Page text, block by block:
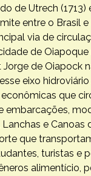
de Utrech (1713)
entre o Brasil e
via de
de
de Oiapock
eixo
que
embarcações,
e Canoas
que
turistas e
alimentício,